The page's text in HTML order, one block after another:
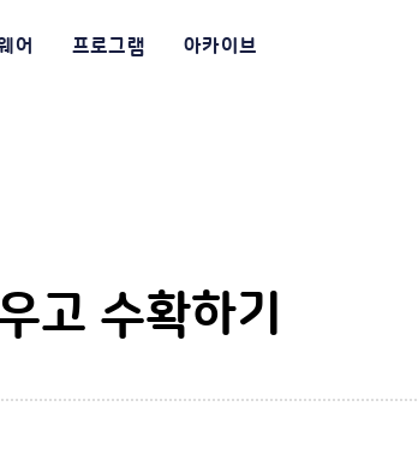
어 프로그램 아카이브
고 수확하기